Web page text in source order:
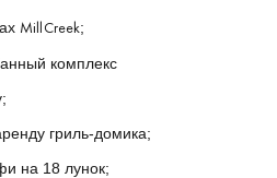
MillCreek;
комплекс
гриль-домика;
на 18 лунок;